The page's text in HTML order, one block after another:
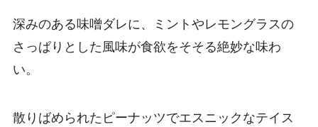
深みのある味噌ダレに、ミントやレモングラスの
さっぱりとした風味が食欲をそそる絶妙な味わ
い。
散りばめられたピーナッツでエスニックなテイス